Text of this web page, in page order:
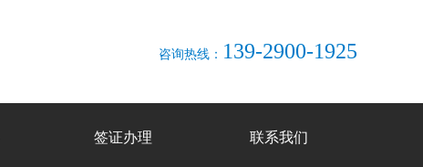
咨询热线： 139-2900-1925
签证办理 联系我们